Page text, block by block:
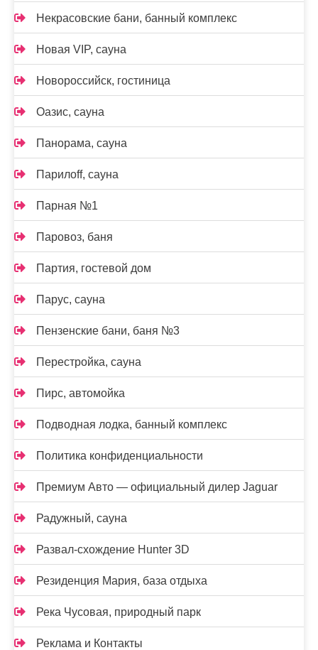
Некрасовские бани, банный комплекс
Новая VIP, сауна
Новороссийск, гостиница
Оазис, сауна
Панорама, сауна
Парилоff, сауна
Парная №1
Паровоз, баня
Партия, гостевой дом
Парус, сауна
Пензенские бани, баня №3
Перестройка, сауна
Пирс, автомойка
Подводная лодка, банный комплекс
Политика конфиденциальности
Премиум Авто — официальный дилер Jaguar
Радужный, сауна
Развал-схождение Hunter 3D
Резиденция Мария, база отдыха
Река Чусовая, природный парк
Реклама и Контакты